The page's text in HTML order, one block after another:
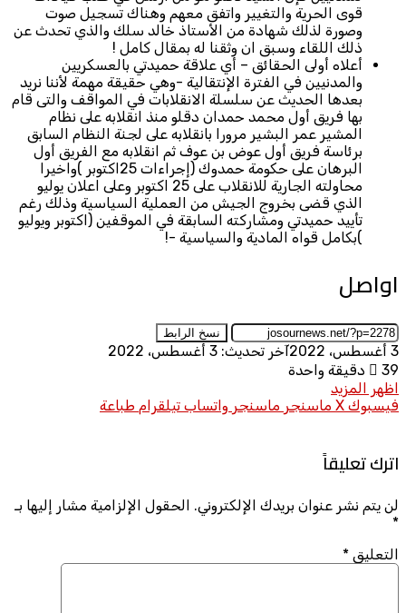
قوى الحرية والتغيير واتفق معهم وهناك تسجيل صوت
وصورة لذلك شهادة من الأستاذ خالد سلك والذي تحدث عن
ذلك اللقاء وسبق ان وثقنا له بمقال كامل !
أعلاه أولى الحقائق – أي علاقة حميدتي بالعسكريين
والمدنيين في الفترة الإنتقالية -وهي حقيقة مهمة لأننا نريد
بعدها الحديث عن سلسلة الانقلابات في المواقف والتى قام
بها فريق أول محمد حمدان دقلو منذ انقلابه على نظام
المشير عمر البشير مرورا بانقلابه على لجنة النظام السابق
برئاسة فريق أول عوض بن عوف ثم انقلابه مع الفريق أول
البرهان على حكومة حمدوك (إجراءات 25اكتوبر )واخيرا
محاولته الجارية للانقلاب على 25 اكتوبر وعلى اعلان يوليو
الذي قضى بخروج الجيش من العملية السياسية وذلك رغم
تأييد حميدتي ومشاركته السابقة في الموقفين (اكتوبر ويوليو
)بكامل قواه المادية والسياسية -!
اواصل
نسخ الرابط
3 أغسطس، 2022
آخر تحديث: 3 أغسطس، 2022
39
دقيقة واحدة
اظهر المزيد
فيسبوك X ماسنجر ماسنجر واتساب تيلقرام طباعة
اترك تعليقاً
لن يتم نشر عنوان بريدك الإلكتروني. الحقول الإلزامية مشار إليها بـ
*
التعليق *